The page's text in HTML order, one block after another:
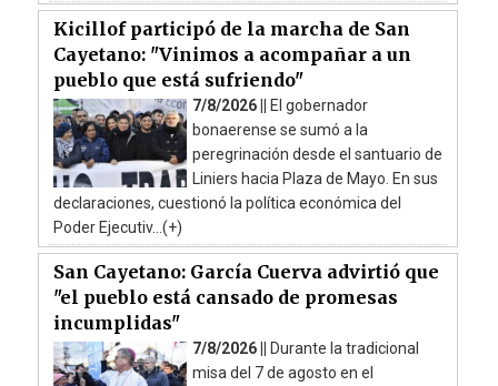
Kicillof participó de la marcha de San
Cayetano: "Vinimos a acompañar a un
pueblo que está sufriendo"
7/8/2026 ||
El gobernador
bonaerense se sumó a la
peregrinación desde el santuario de
Liniers hacia Plaza de Mayo. En sus
declaraciones, cuestionó la política económica del
Poder Ejecutiv...(+)
San Cayetano: García Cuerva advirtió que
"el pueblo está cansado de promesas
incumplidas"
7/8/2026 ||
Durante la tradicional
misa del 7 de agosto en el